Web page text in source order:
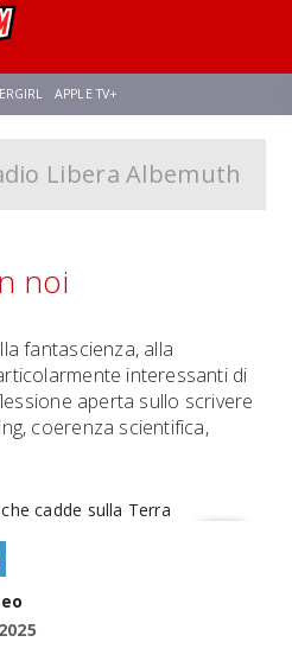
APPLE TV+
STAR TREK AVENGERS: DOOMSDAY
Libera Albemuth
noi
fantascienza, alla
interessanti di
aperta sullo scrivere
coerenza scientifica,
sulla Terra